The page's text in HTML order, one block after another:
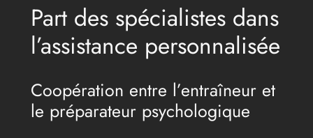
Part des spécialistes dans
l’assistance personnalisée
Coopération entre l’entraîneur et
le préparateur psychologique